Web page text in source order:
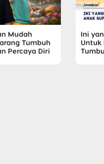
Mudah
Tumbuh
Percaya Diri
Ini
Untuk